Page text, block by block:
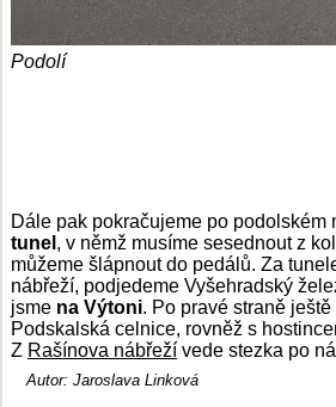
Podolí
Dále pak pokračujeme po podolském
tunel , v němž musíme sesednout z
můžeme šlápnout do pedálů. Za
nábřeží, podjedeme Vyšehradský
jsme na Výtoni. Po pravé straně
Podskalská celnice, rovněž s
Z Rašínova nábřeží vede stezka po
Autor: Jaroslava Linková